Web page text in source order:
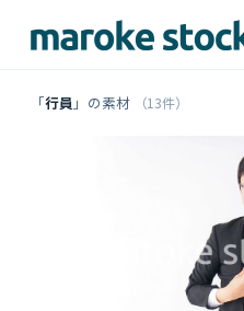
「行員 」の素材 （13件）